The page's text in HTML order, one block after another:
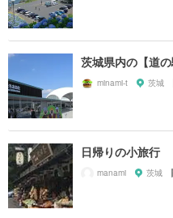
茨城県内の【道
minami-t 茨城
日帰りの小旅行
manami 茨城